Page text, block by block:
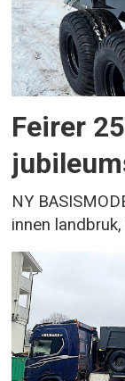
Feirer
NY
innen